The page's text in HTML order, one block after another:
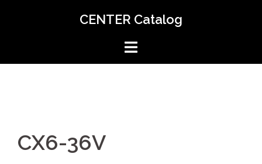
CENTER Catalog
CX6-36V